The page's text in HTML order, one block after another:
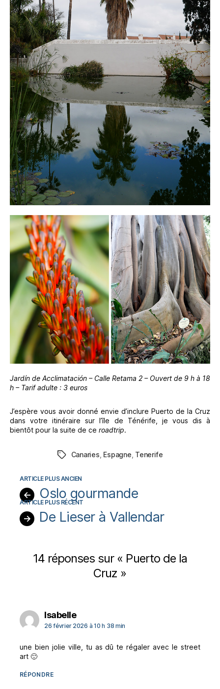
Jardín de Acclimatación – Calle Retama 2 – Ouvert de 9 h à 18
h – Tarif adulte : 3 euros
J’espère vous avoir donné envie d’inclure Puerto de la Cruz
dans votre itinéraire sur l’île de Ténérife, je vous dis à
bientôt pour la suite de ce roadtrip.
Étiquettes
Canaries Espagne Tenerife
← Oslo gourmande
→ De Lieser à Vallendar
14 réponses sur « Puerto de la
Cruz »
Isabelledit :
26 février 2026 à 10 h 38 min
une bien jolie ville, tu as dû te régaler avec le street
art 🙂
RÉPONDRE